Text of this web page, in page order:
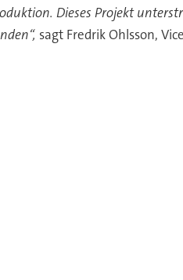
Dieses Projekt
sagt Fredrik Ohlsson,